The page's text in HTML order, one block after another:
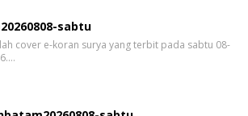
sabtu
cover e-koran surya yang terbit pada sabtu 08-